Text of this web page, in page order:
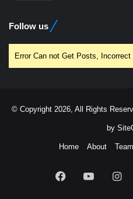
Follow us
Error Can not Get Posts, Incorrect
© Copyright 2026, All Rights
by
Home About Team
FacebookYouTube